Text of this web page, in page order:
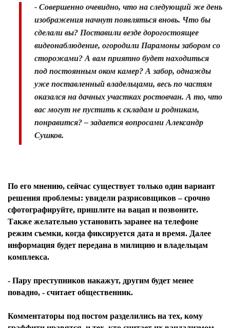
- Совершенно очевидно, что на следующий же день
изображения начнут появляться вновь. Что бы
сделали вы? Поставили везде дорогостоящее
видеонаблюдение, огородили Парамоны забором со
сторожами? А вам приятно будет находиться
под постоянным оком камер? А забор, однажды
уже поставленный владельцами, весь по частям
оказался на дачных участках ростовчан. А то, что
вас могут не пустить к складам и родникам,
понравится? – задается вопросами Александр
Сушков.
По его мнению, сейчас существует только один вариант
решения проблемы: увидели разрисовщиков – срочно
сфотографируйте, пришлите на вацап и позвоните.
Также желательно установить заранее на телефоне
режим съемки, когда фиксируется дата и время. Далее
информация будет передана в милицию и владельцам
комплекса.
- Пару преступников накажут, другим будет менее
повадно, - считает общественник.
Комментаторы под постом разделились на тех, кому